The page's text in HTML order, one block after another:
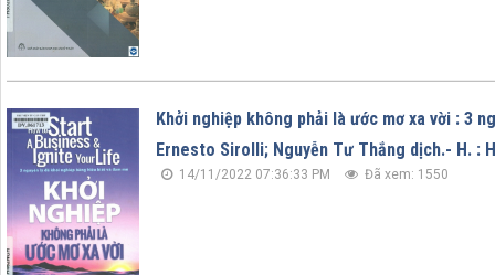
Khởi nghiệp không phải là ước mơ xa vời : 3
Ernesto Sirolli; Nguyễn Tư Thắng dịch.- H. :
14/11/2022 07:36:33 PM Đã xem: 1550